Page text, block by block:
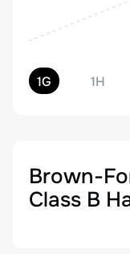
1G 1H
Brown-
Class B